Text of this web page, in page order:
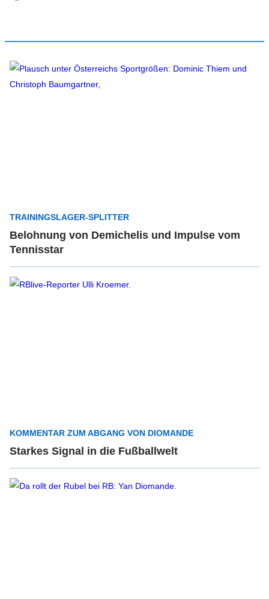
TRAININGSLAGER-SPLITTER
Belohnung von Demichelis und Impulse vom
Tennisstar
KOMMENTAR ZUM ABGANG VON DIOMANDE
Starkes Signal in die Fußballwelt